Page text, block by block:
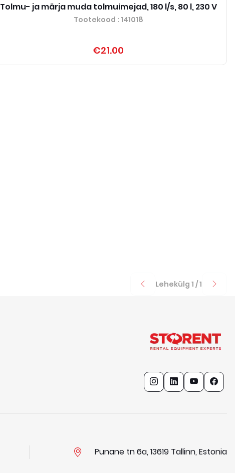
Tolmu- ja märja muda tolmuimejad, 180 l/s, 80 l, 230 V
Tootekood : 141018
€21.00
Lehekülg 1 /1
Punane tn 6a, 13619 Tallinn, Estonia